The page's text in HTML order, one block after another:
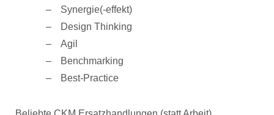
Synergie(-effekt)
Design Thinking
Agil
Benchmarking
Best-Practice